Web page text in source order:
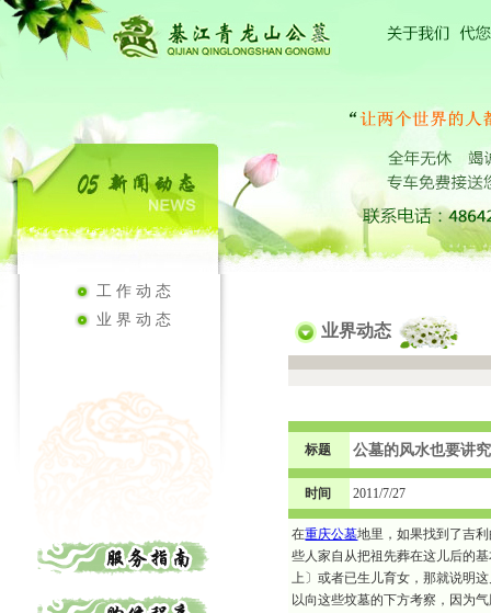
工作动态
业界动态
业界动态
标题 公墓的风水也要讲究
时间 2011/7/27
在重庆公墓地里，如果找到了吉
些人家自从把祖先葬在这儿后的
上〕或者已生儿育女，那就说明
以向这些坟墓的下方考察，因为